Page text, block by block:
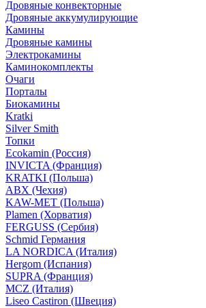
Дровяные конвекторные
Дровяные аккумулирующие
Камины
Дровяные камины
Электрокамины
Каминокомплекты
Очаги
Порталы
Биокамины
Kratki
Silver Smith
Топки
Ecokamin (Россия)
INVICTA (Франция)
KRATKI (Польша)
ABX (Чехия)
KAW-MET (Польша)
Plamen (Хорватия)
FERGUSS (Сербия)
Schmid Германия
LA NORDICA (Италия)
Hergom (Испания)
SUPRA (Франция)
MCZ (Италия)
Liseo Castiron (Швеция)